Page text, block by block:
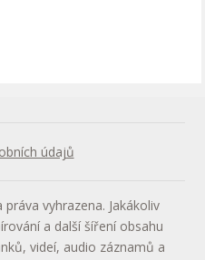
údajů
vyhrazena. Jakákoliv
a další šíření obsahu
videí, audio záznamů a